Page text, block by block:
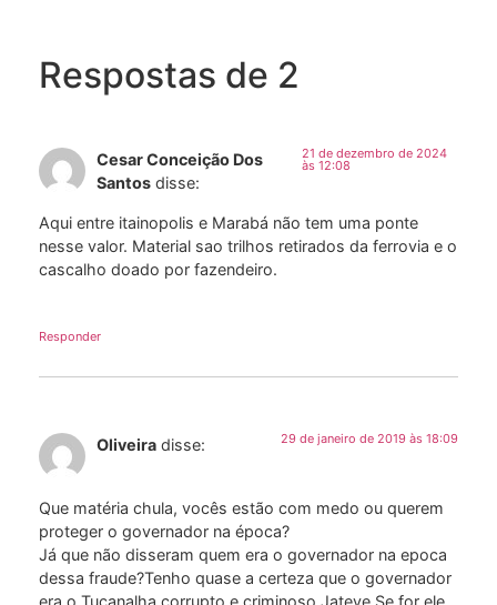
Respostas de 2
Cesar Conceição Dos
Santos disse:
21 de dezembro de 2024
às 12:08
Aqui entre itainopolis e Marabá não tem uma ponte
nesse valor. Material sao trilhos retirados da ferrovia e o
cascalho doado por fazendeiro.
Responder
Oliveira disse: 29 de janeiro de 2019 às 18:09
Que matéria chula, vocês estão com medo ou querem
proteger o governador na época?
Já que não disseram quem era o governador na epoca
dessa fraude?Tenho quase a certeza que o governador
era o Tucanalha corrupto e criminoso Jateve.Se for ele